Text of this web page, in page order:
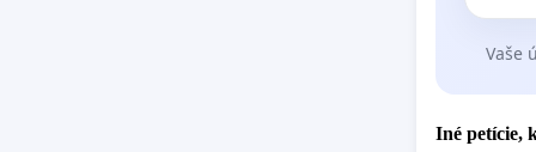
Vaše
Iné petície,